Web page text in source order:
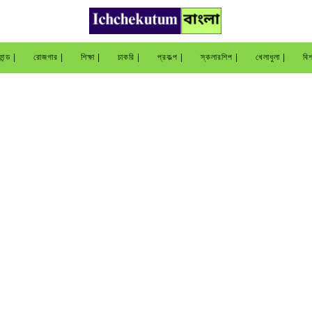
| রোজগার | শিক্ষা | চাকরি | প্রকল্প | স্কলারশিপ | খেলাধুলা |